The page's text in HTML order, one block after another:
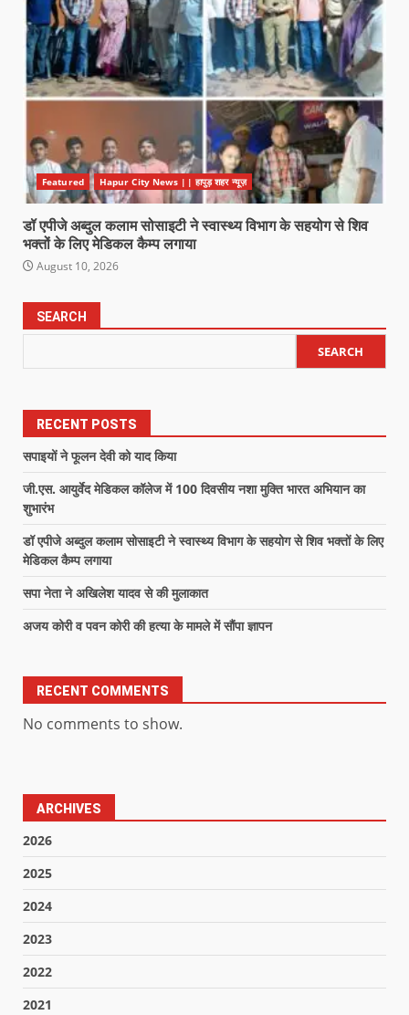
Featured Hapur City News || हापुड़ शहर न्यूज़
डॉ एपीजे अब्दुल कलाम सोसाइटी ने स्वास्थ्य विभाग के सहयोग से शिव
भक्तों के लिए मेडिकल कैम्प लगाया
August 10, 2026
SEARCH
SEARCH
RECENT POSTS
सपाइयों ने फूलन देवी को याद किया
जी.एस. आयुर्वेद मेडिकल कॉलेज में 100 दिवसीय नशा मुक्ति भारत अभियान का
शुभारंभ
डॉ एपीजे अब्दुल कलाम सोसाइटी ने स्वास्थ्य विभाग के सहयोग से शिव भक्तों के लिए
मेडिकल कैम्प लगाया
सपा नेता ने अखिलेश यादव से की मुलाकात
अजय कोरी व पवन कोरी की हत्या के मामले में सौंपा ज्ञापन
RECENT COMMENTS
No comments to show.
ARCHIVES
2026
2025
2024
2023
2022
2021